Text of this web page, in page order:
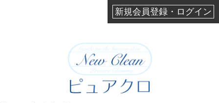
新規会員登録・ログイン